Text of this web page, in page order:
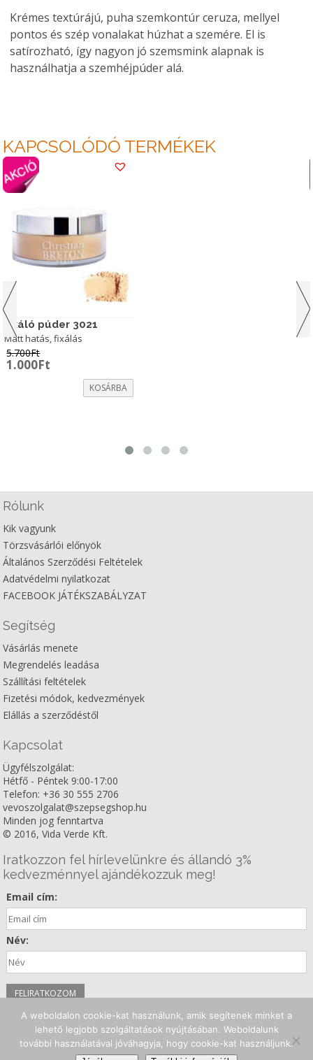
Krémes textúrájú, puha szemkontúr ceruza, mellyel
pontos és szép vonalakat húzhat a szemére. El is
satírozható, így nagyon jó szemsmink alapnak is
használhatja a szemhéjpúder alá.
KAPCSOLÓDÓ TERMÉKEK
Fixáló púder 3021
Matt hatás, fixálás
5.700Ft
Original
1.000Ft
1.000Ft.
KOSÁRBA
Rólunk
Kik vagyunk
Törzsvásárlói előnyök
Általános Szerződési Feltételek
Adatvédelmi nyilatkozat
FACEBOOK JÁTÉKSZABÁLYZAT
Segítség
Vásárlás menete
Megrendelés leadása
Szállítási feltételek
Fizetési módok, kedvezmények
Elállás a szerződéstől
Kapcsolat
Ügyfélszolgálat:
Hétfő - Péntek 9:00-17:00
Telefon: +36 30 555 2706
vevoszolgalat@szepsegshop.hu
Minden jog fenntartva
© 2016, Vida Verde Kft.
Iratkozzon fel hírlevelünkre és állandó 3%
kedvezménnyel ajándékozzuk meg!
Email cím:
Név:
Kövessen minket!
Facebook Instagram Youtube
A weboldalon cookie-kat használunk, amik segítenek minket a
lehető legjobb szolgáltatások nyújtásában. Weboldalunk
további használatával jóváhagyja, hogy cookie-kat használjunk.